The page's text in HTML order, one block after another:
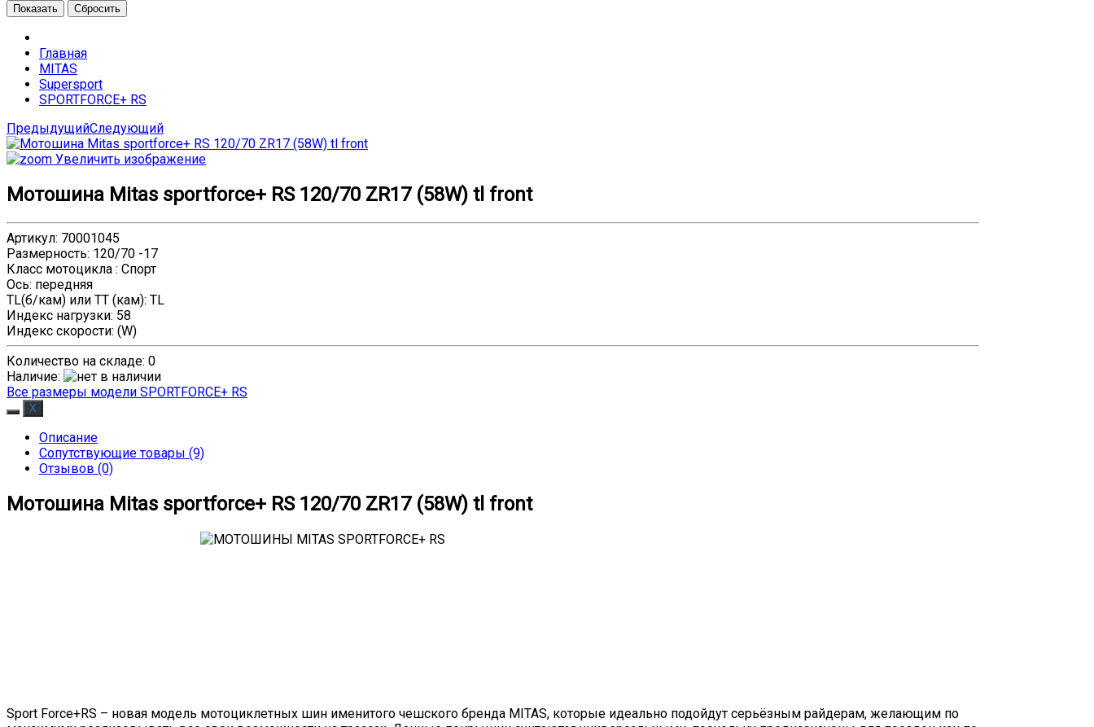
Показать Сбросить
Главная
MITAS
Supersport
SPORTFORCE+ RS
ПредыдущийСледующий
Увеличить изображение
Мотошина Mitas sportforce+ RS 120/70 ZR17 (58W) tl front
Артикул: 70001045
Размерность: 120/70 -17
Класс мотоцикла : Спорт
Ось: передняя
TL(б/кам) или TT (кам): TL
Индекс нагрузки: 58
Индекс скорости: (W)
Количество на складе: 0
Наличие:
Все размеры модели SPORTFORCE+ RS
Описание
Сопутствующие товары (9)
Отзывов (0)
Мотошина Mitas sportforce+ RS 120/70 ZR17 (58W) tl front
Sport Force+RS – новая модель мотоциклетных шин именитого чешского бренда MITAS, которые идеально подойдут серьёзным райдерам, желающим по